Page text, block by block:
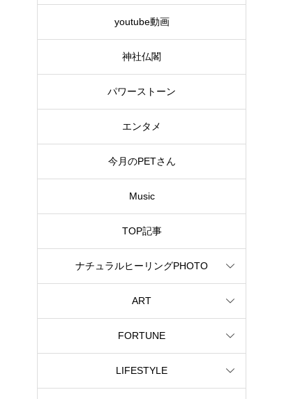
youtube動画
神社仏閣
パワーストーン
エンタメ
今月のPETさん
Music
TOP記事
ナチュラルヒーリングPHOTO
ART
FORTUNE
LIFESTYLE